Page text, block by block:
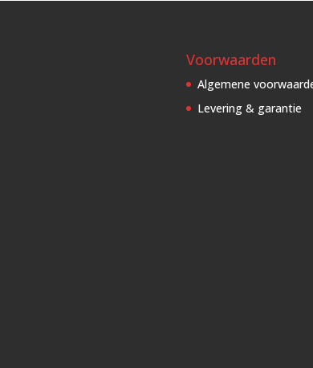
Voorwaarden
Algemene
Levering & garantie